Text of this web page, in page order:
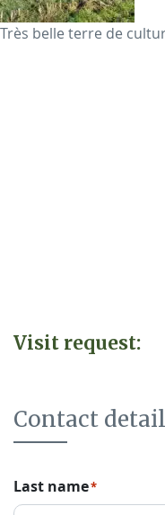
Très belle terre de
Visit request:
Contact
Last name*